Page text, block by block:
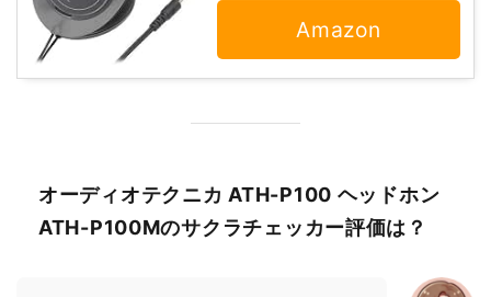
Amazon
オーディオテクニカ ATH-P100 ヘッドホン
ATH-P100Mのサクラチェッカー評価は？